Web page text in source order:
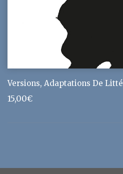
Versions, Adaptations De
15,00€